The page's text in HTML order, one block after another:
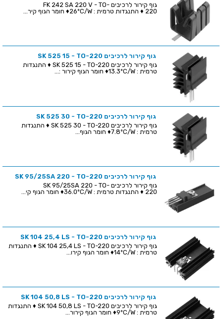
גוף קירור לרכיבים FK 242 SA 220 V - TO-
220 ♦ התנגדות טרמית : 26ºC/W♦ חומר הגוף קיר...
גוף קירור לרכיבים SK 525 15 - TO-220
גוף קירור לרכיבים SK 525 15 - TO-220 ♦ התנגדות
טרמית : 13.3ºC/W♦ חומר הגוף קירור :...
גוף קירור לרכיבים SK 525 30 - TO-220
גוף קירור לרכיבים SK 525 30 - TO-220 ♦ התנגדות
טרמית : 7.8ºC/W♦ חומר הגוף...
גוף קירור לרכיבים SK 95/25SA 220 - TO-220
גוף קירור לרכיבים SK 95/25SA 220 - TO-
220 ♦ התנגדות טרמית : 36.0ºC/W♦ חומר הגוף קי...
גוף קירור לרכיבים SK 104 25,4 LS - TO-220
גוף קירור לרכיבים SK 104 25,4 LS - TO-220 ♦ התנגדות
טרמית : 14ºC/W♦ חומר הגוף קירו...
גוף קירור לרכיבים SK 104 50,8 LS - TO-220
גוף קירור לרכיבים SK 104 50,8 LS - TO-220 ♦ התנגדות
טרמית : 9ºC/W♦ חומר הגוף קירור...